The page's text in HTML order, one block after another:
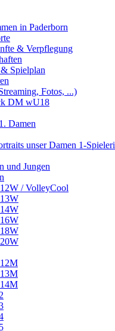
in Paderborn
& Verpflegung
Spielplan
Fotos, ...)
DM wU18
Damen
unser Damen 1-
und Jungen
/ VolleyCool